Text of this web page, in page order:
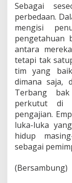
Sebagai
perbedaan.
mengisi
pengetahuan
antara
tetapi tak
tim yang
dimana saja,
Terbang
perkutut di
pengajian.
luka-luka
hidup
sebagai
(Bersambung)